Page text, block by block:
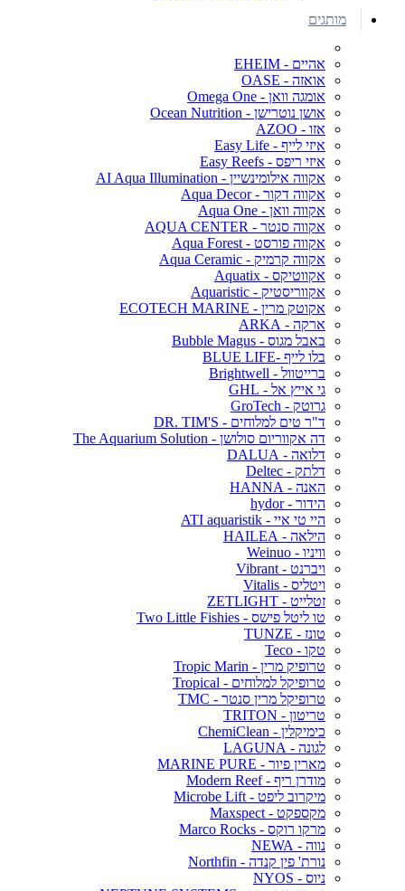
מותגים
אהיים - EHEIM
אואזה - OASE
אומגה וואן - Omega One
אושן נוטרישן - Ocean Nutrition
אזו - AZOO
איזי לייף - Easy Life
איזי ריפס - Easy Reefs
אקווה אילומינשיין - AI Aqua Illumination
אקווה דקור - Aqua Decor
אקווה וואן - Aqua One
אקווה סנטר - AQUA CENTER
אקווה פורסט - Aqua Forest
אקווה קרמיק - Aqua Ceramic
אקווטיקס - Aquatix
אקווריסטיק - Aquaristic
אקוטק מרין - ECOTECH MARINE
ארקה - ARKA
באבל מגוס - Bubble Magus
בלו לייף -BLUE LIFE
ברייטוול - Brightwell
גי אייץ אל - GHL
גרוטק - GroTech
ד"ר טים למלוחים - DR. TIM'S
דה אקווריום סולושן - The Aquarium Solution
דלואה - DALUA
דלתק - Deltec
האנה - HANNA
הידור - hydor
היי טי איי - ATI aquaristik
הילאה - HAILEA
וויניו - Weinuo
ויברנט - Vibrant
ויטליס - Vitalis
זטלייט - ZETLIGHT
טו ליטל פישס - Two Little Fishies
טונז - TUNZE
טקו - Teco
טרופיק מרין - Tropic Marin
טרופיקל למלוחים - Tropical
טרופיקל מרין סנטר - TMC
טריטון - TRITON
כימיקלין - ChemiClean
לגונה - LAGUNA
מארין פיור - MARINE PURE
מודרן ריף - Modern Reef
מיקרוב ליפט - Microbe Lift
מקספקט - Maxspect
מרקו רוקס - Marco Rocks
נווה - NEWA
נורת' פין קנדה - Northfin
ניוס - NYOS